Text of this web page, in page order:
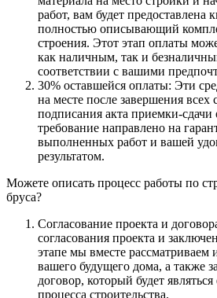
работ, вам будет предоставлена
полностью описывающий
строения. Этот этап оплаты
как наличным, так и
соответствии с вашими
30% оставшейся оплаты: Эти
на месте после завершения всех
подписания акта приемки-сдачи
требование направлено на
выполненных работ и вашей
результатом.
Можете описать процесс работы по
бруса?
Согласование проекта и
согласования проекта и
этапе мы вместе рассматриваем
вашего будущего дома, а также
договор, который будет
процесса строительства.